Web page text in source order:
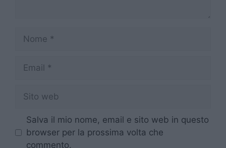
web
Salva il mio nome, email e sito web in questo
browser per la prossima volta che
commento.